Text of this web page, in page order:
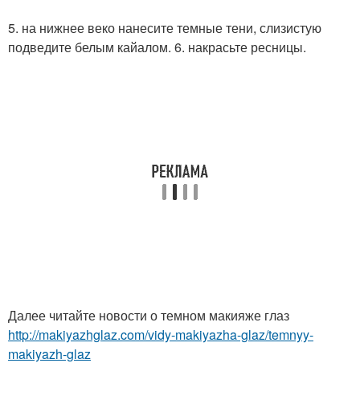
5. на нижнее веко нанесите темные тени, слизистую
подведите белым кайалом. 6. накрасьте ресницы.
Далее читайте новости о темном макияже глаз
http://makiyazhglaz.com/vidy-makiyazha-glaz/temnyy-
makiyazh-glaz